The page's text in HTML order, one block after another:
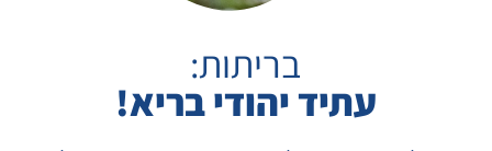
בריתות:
עתיד יהודי בריא!